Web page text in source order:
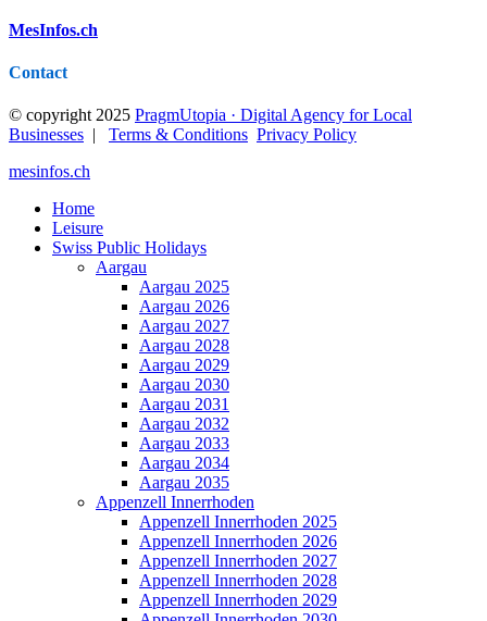
MesInfos.ch
Contact
© copyright 2025 PragmUtopia · Digital Agency for Local
Businesses | Terms & Conditions Privacy Policy
mesinfos.ch
Home
Leisure
Swiss Public Holidays
Aargau
Aargau 2025
Aargau 2026
Aargau 2027
Aargau 2028
Aargau 2029
Aargau 2030
Aargau 2031
Aargau 2032
Aargau 2033
Aargau 2034
Aargau 2035
Appenzell Innerrhoden
Appenzell Innerrhoden 2025
Appenzell Innerrhoden 2026
Appenzell Innerrhoden 2027
Appenzell Innerrhoden 2028
Appenzell Innerrhoden 2029